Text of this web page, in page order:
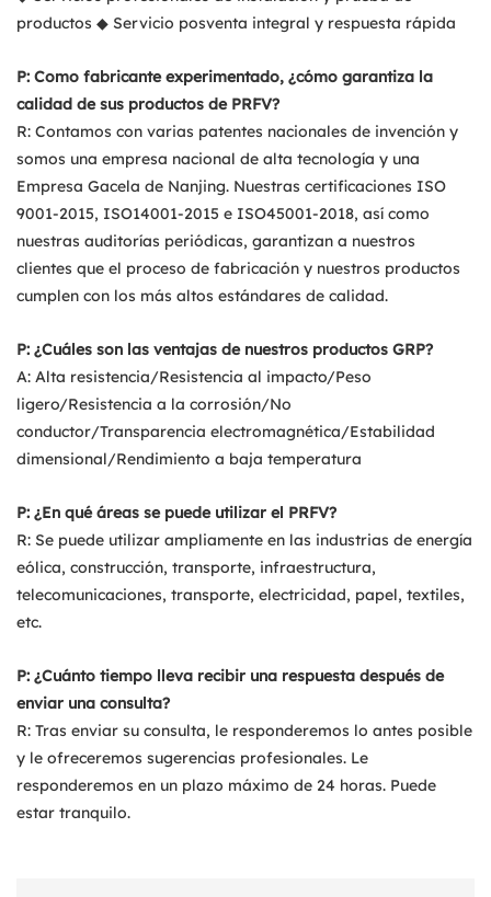
productos ◆ Servicio posventa integral y respuesta rápida
P: Como fabricante experimentado, ¿cómo garantiza la
calidad de sus productos de PRFV?
R: Contamos con varias patentes nacionales de invención y
somos una empresa nacional de alta tecnología y una
Empresa Gacela de Nanjing. Nuestras certificaciones ISO
9001-2015, ISO14001-2015 e ISO45001-2018, así como
nuestras auditorías periódicas, garantizan a nuestros
clientes que el proceso de fabricación y nuestros productos
cumplen con los más altos estándares de calidad.
P: ¿Cuáles son las ventajas de nuestros productos GRP?
A: Alta resistencia/Resistencia al impacto/Peso
ligero/Resistencia a la corrosión/No
conductor/Transparencia electromagnética/Estabilidad
dimensional/Rendimiento a baja temperatura
P: ¿En qué áreas se puede utilizar el PRFV?
R: Se puede utilizar ampliamente en las industrias de energía
eólica, construcción, transporte, infraestructura,
telecomunicaciones, transporte, electricidad, papel, textiles,
etc.
P: ¿Cuánto tiempo lleva recibir una respuesta después de
enviar una consulta?
R: Tras enviar su consulta, le responderemos lo antes posible
y le ofreceremos sugerencias profesionales. Le
responderemos en un plazo máximo de 24 horas. Puede
estar tranquilo.